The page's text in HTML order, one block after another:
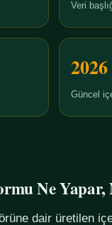
Veri
2026
Güncel
Ne Yapar,
dair üretilen